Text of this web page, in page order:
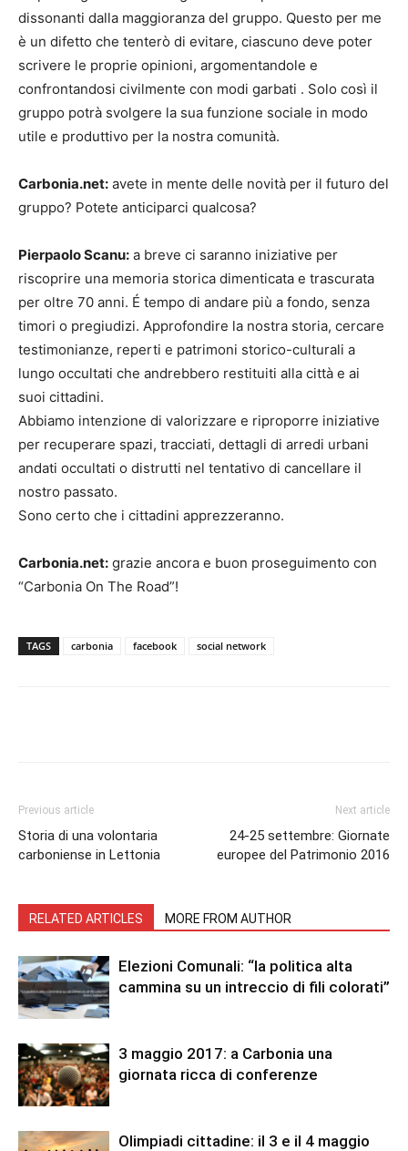
dissonanti dalla maggioranza del gruppo. Questo per me
è un difetto che tenterò di evitare, ciascuno deve poter
scrivere le proprie opinioni, argomentandole e
confrontandosi civilmente con modi garbati . Solo così il
gruppo potrà svolgere la sua funzione sociale in modo
utile e produttivo per la nostra comunità.
Carbonia.net: avete in mente delle novità per il futuro del
gruppo? Potete anticiparci qualcosa?
Pierpaolo Scanu: a breve ci saranno iniziative per
riscoprire una memoria storica dimenticata e trascurata
per oltre 70 anni. É tempo di andare più a fondo, senza
timori o pregiudizi. Approfondire la nostra storia, cercare
testimonianze, reperti e patrimoni storico-culturali a
lungo occultati che andrebbero restituiti alla città e ai
suoi cittadini.
Abbiamo intenzione di valorizzare e riproporre iniziative
per recuperare spazi, tracciati, dettagli di arredi urbani
andati occultati o distrutti nel tentativo di cancellare il
nostro passato.
Sono certo che i cittadini apprezzeranno.
Carbonia.net: grazie ancora e buon proseguimento con
“Carbonia On The Road”!
TAGS carbonia facebook social network
Previous article
Storia di una volontaria
carboniense in Lettonia
Next article
24-25 settembre: Giornate
europee del Patrimonio 2016
RELATED ARTICLES MORE FROM AUTHOR
Elezioni Comunali: “la politica alta
cammina su un intreccio di fili colorati”
3 maggio 2017: a Carbonia una
giornata ricca di conferenze
Olimpiadi cittadine: il 3 e il 4 maggio